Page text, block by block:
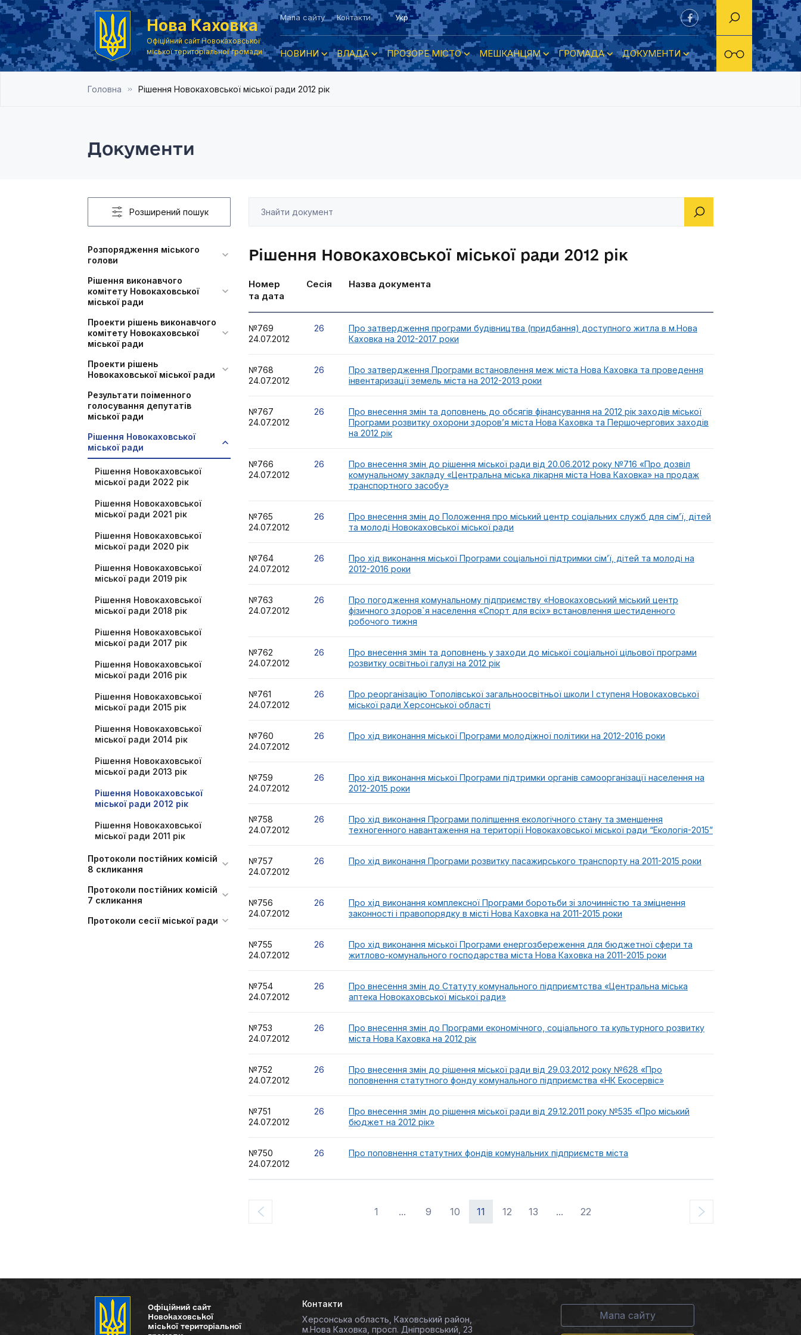
Нова Каховка
Офіційний сайт Новокаховської
міської територіальної громади
Мапа сайту Контакти Укр
НОВИНИ ВЛАДА ПРОЗОРЕ МІСТО МЕШКАНЦЯМ ГРОМАДА ДОКУМЕНТИ
Головна Рішення Новокаховської міської ради 2012 рік
Документи
Розширений пошук
Розпорядження міського
голови
Рішення виконавчого
комітету Новокаховської
міської ради
Проекти рішень виконавчого
комітету Новокаховської
міської ради
Проекти рішень
Новокаховської міської ради
Результати поіменного
голосування депутатів
міської ради
Рішення Новокаховської
міської ради
Рішення Новокаховської
міської ради 2022 рік
Рішення Новокаховської
міської ради 2021 рік
Рішення Новокаховської
міської ради 2020 рік
Рішення Новокаховської
міської ради 2019 рік
Рішення Новокаховської
міської ради 2018 рік
Рішення Новокаховської
міської ради 2017 рік
Рішення Новокаховської
міської ради 2016 рік
Рішення Новокаховської
міської ради 2015 рік
Рішення Новокаховської
міської ради 2014 рік
Рішення Новокаховської
міської ради 2013 рік
Рішення Новокаховської
міської ради 2012 рік
Рішення Новокаховської
міської ради 2011 рік
Протоколи постійних комісій
8 скликання
Протоколи постійних комісій
7 скликання
Протоколи сесії міської ради
Рішення Новокаховської міської ради 2012 рік
Номер
та дата
Сесія Назва документа
№769
24.07.2012
26
Про затвердження програми будівництва (придбання) доступного житла в м.Нова
Каховка на 2012-2017 роки
№768
24.07.2012
26
Про затвердження Програми встановлення меж міста Нова Каховка та проведення
інвентаризації земель міста на 2012-2013 роки
№767
24.07.2012
26
Про внесення змін та доповнень до обсягів фінансування на 2012 рік заходів міської
Програми розвитку охорони здоров’я міста Нова Каховка та Першочергових заходів
на 2012 рік
№766
24.07.2012
26
Про внесення змін до рішення міської ради від 20.06.2012 року №716 «Про дозвіл
комунальному закладу «Центральна міська лікарня міста Нова Каховка» на продаж
транспортного засобу»
№765
24.07.2012
26
Про внесення змін до Положення про міський центр соціальних служб для сім’ї, дітей
та молоді Новокаховської міської ради
№764
24.07.2012
26
Про хід виконання міської Програми соціальної підтримки сім’ї, дітей та молоді на
2012-2016 роки
№763
24.07.2012
26
Про погодження комунальному підприємству «Новокаховський міський центр
фізичного здоров`я населення «Спорт для всіх» встановлення шестиденного
робочого тижня
№762
24.07.2012
26
Про внесення змін та доповнень у заходи до міської соціальної цільової програми
розвитку освітньої галузі на 2012 рік
№761
24.07.2012
26
Про реорганізацію Тополівської загальноосвітньої школи I ступеня Новокаховської
міської ради Херсонської області
№760
24.07.2012
26 Про хід виконання міської Програми молодіжної політики на 2012-2016 роки
№759
24.07.2012
26
Про хід виконання міської Програми підтримки органів самоорганізації населення на
2012-2015 роки
№758
24.07.2012
26
Про хід виконання Програми поліпшення екологічного стану та зменшення
техногенного навантаження на території Новокаховської міської ради “Екологія-2015”
№757
24.07.2012
26 Про хід виконання Програми розвитку пасажирського транспорту на 2011-2015 роки
№756
24.07.2012
26
Про хід виконання комплексної Програми боротьби зі злочинністю та зміцнення
законності і правопорядку в місті Нова Каховка на 2011-2015 роки
№755
24.07.2012
26
Про хід виконання міської Програми енергозбереження для бюджетної сфери та
житлово-комунального господарства міста Нова Каховка на 2011-2015 роки
№754
24.07.2012
26
Про внесення змін до Статуту комунального підприємтства «Центральна міська
аптека Новокаховської міської ради»
№753
24.07.2012
26
Про внесення змін до Програми економічного, соціального та культурного розвитку
міста Нова Каховка на 2012 рік
№752
24.07.2012
26
Про внесення змін до рішення міської ради від 29.03.2012 року №628 «Про
поповнення статутного фонду комунального підприємства «НК Екосервіс»
№751
24.07.2012
26
Про внесення змін до рішення міської ради від 29.12.2011 року №535 «Про міський
бюджет на 2012 рік»
№750
24.07.2012
26 Про поповнення статутних фондів комунальних підприємств міста
1 ... 9 10 11 12 13 ... 22
Офіційний сайт
Новокаховської
міської територіальної
Контакти
Херсонська область, Каховський район,
м.Нова Каховка, просп. Дніпровський, 23
Мапа сайту